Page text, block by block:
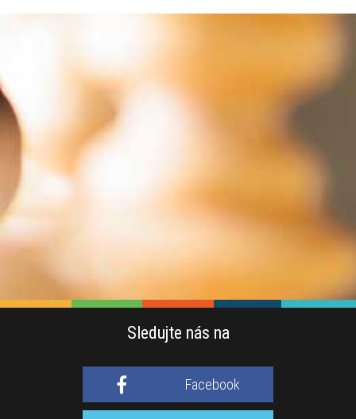
Sledujte nás na
Facebook